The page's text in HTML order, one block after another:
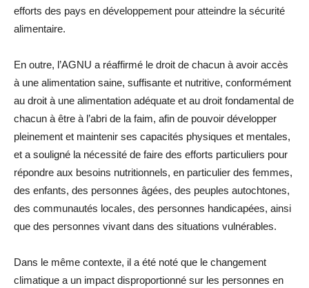
efforts des pays en développement pour atteindre la sécurité
alimentaire.
En outre, l’AGNU a réaffirmé le droit de chacun à avoir accès
à une alimentation saine, suffisante et nutritive, conformément
au droit à une alimentation adéquate et au droit fondamental de
chacun à être à l’abri de la faim, afin de pouvoir développer
pleinement et maintenir ses capacités physiques et mentales,
et a souligné la nécessité de faire des efforts particuliers pour
répondre aux besoins nutritionnels, en particulier des femmes,
des enfants, des personnes âgées, des peuples autochtones,
des communautés locales, des personnes handicapées, ainsi
que des personnes vivant dans des situations vulnérables.
Dans le même contexte, il a été noté que le changement
climatique a un impact disproportionné sur les personnes en